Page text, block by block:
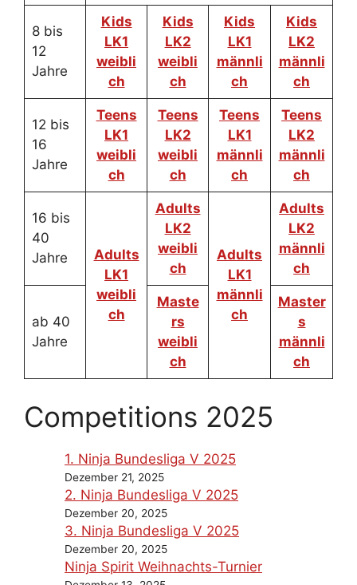
8 bis
12
Jahre
Kids
LK1
weibli
ch
Kids
LK2
weibli
ch
Kids
LK1
männli
ch
Kids
LK2
männli
ch
12 bis
16
Jahre
Teens
LK1
weibli
ch
Teens
LK2
weibli
ch
Teens
LK1
männli
ch
Teens
LK2
männli
ch
16 bis
40
Jahre
Adults
LK1
weibli
ch
Adults
LK2
weibli
ch
Adults
LK1
männli
ch
Adults
LK2
männli
ch
ab 40
Jahre
Maste
rs
weibli
ch
Master
s
männli
ch
Competitions 2025
1. Ninja Bundesliga V 2025
Dezember 21, 2025
2. Ninja Bundesliga V 2025
Dezember 20, 2025
3. Ninja Bundesliga V 2025
Dezember 20, 2025
Ninja Spirit Weihnachts-Turnier